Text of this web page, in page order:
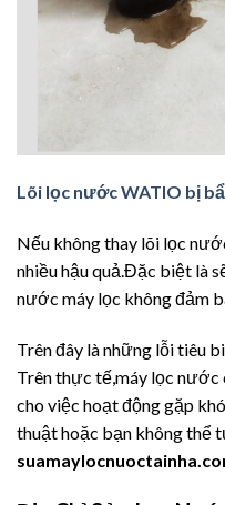
Lõi lọc nước WATIO bị
Nếu không thay lõi lọc
nhiều hậu quả.Đặc biệt là
nước máy lọc không đảm
Trên đây là những lỗi tiêu
Trên thực tế,máy lọc nước
cho việc hoạt động gặp
thuật hoặc bạn không thể